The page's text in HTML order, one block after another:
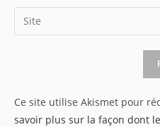
comment
email
address
Saisir
l’URL
(facultatif)
Ce site utilise Akismet pour
savoir plus sur la façon dont